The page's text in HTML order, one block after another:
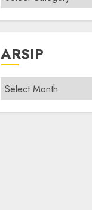
modif
ARSIP
Arsip